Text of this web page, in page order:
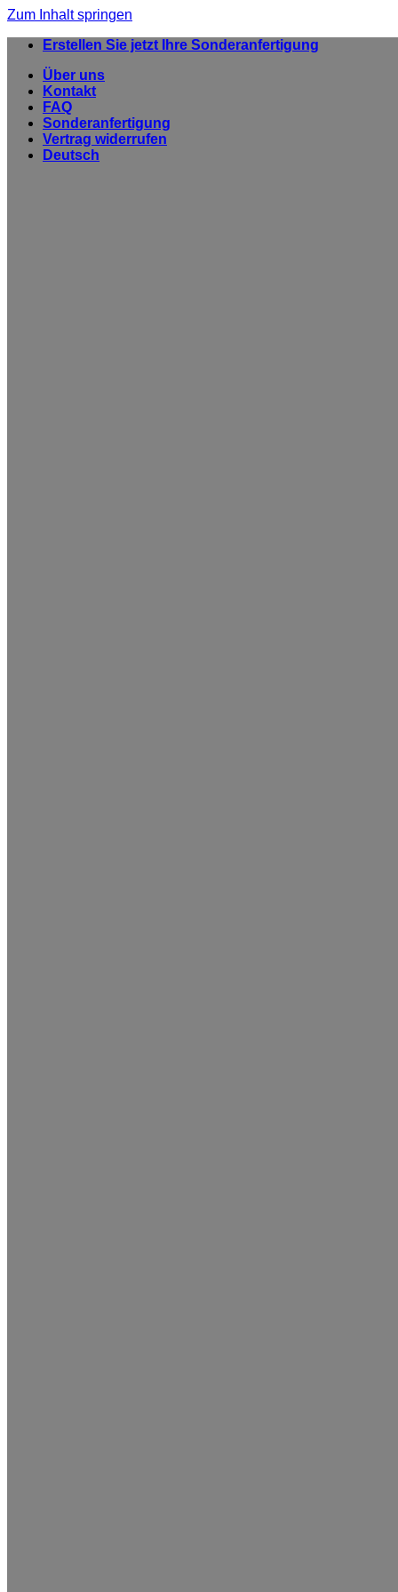
Zum Inhalt springen
Erstellen Sie jetzt Ihre Sonderanfertigung
Über uns
Kontakt
FAQ
Sonderanfertigung
Vertrag widerrufen
Deutsch